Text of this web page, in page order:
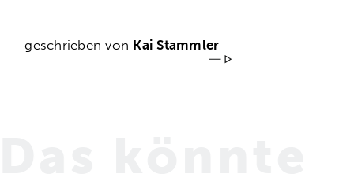
geschrieben von Kai Stammler